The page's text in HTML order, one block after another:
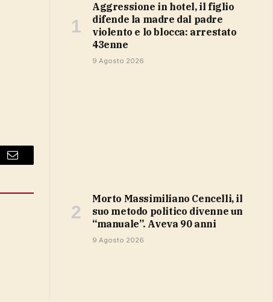
Email
Aggressione in hotel, il figlio
difende la madre dal padre
violento e lo blocca: arrestato
43enne
9 Agosto 2026
Morto Massimiliano Cencelli, il
suo metodo politico divenne un
“manuale”. Aveva 90 anni
9 Agosto 2026